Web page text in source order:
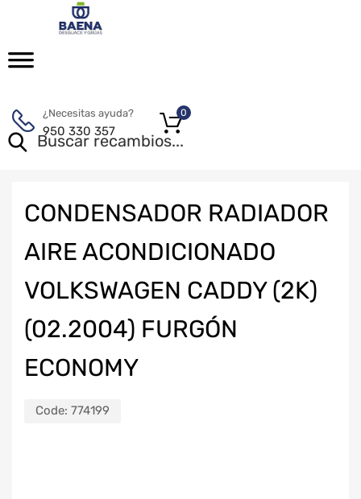
¿Necesitas ayuda?
950 330 357
0
CONDENSADOR RADIADOR
AIRE ACONDICIONADO
VOLKSWAGEN CADDY (2K)
(02.2004) FURGÓN
ECONOMY
Code: 774199